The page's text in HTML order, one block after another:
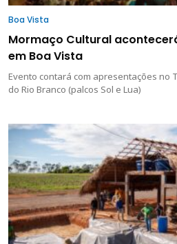
Boa Vista
Mormaço Cultural
em Boa Vista
Evento contará com apresentações no
do Rio Branco (palcos Sol e Lua)